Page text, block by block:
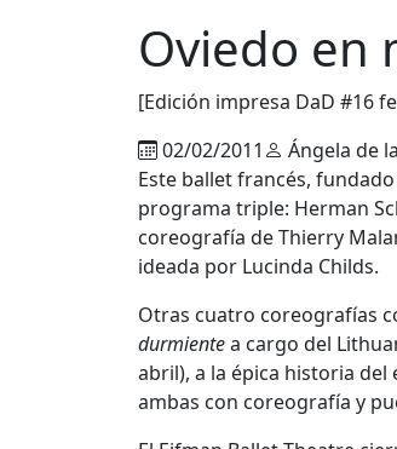
Oviedo en
[Edición impresa DaD #16
02/02/2011
Ángela de
Este ballet francés,
programa triple: Herman
coreografía de Thierry
ideada por Lucinda Childs.
Otras cuatro coreografías
durmientea cargo del
abril), a la épica historia del
ambas con coreografía y